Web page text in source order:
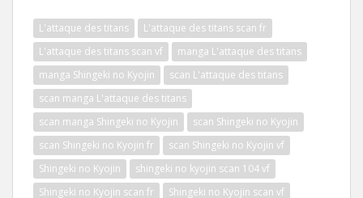
L'attaque des titans
L'attaque des titans scan fr
L'attaque des titans scan vf
manga L'attaque des titans
manga Shingeki no Kyojin
scan L'attaque des titans
scan manga L'attaque des titans
scan manga Shingeki no Kyojin
scan Shingeki no Kyojin
scan Shingeki no Kyojin fr
scan Shingeki no Kyojin vf
Shingeki no Kyojin
shingeki no kyojin scan 104 vf
Shingeki no Kyojin scan fr
Shingeki no Kyojin scan vf